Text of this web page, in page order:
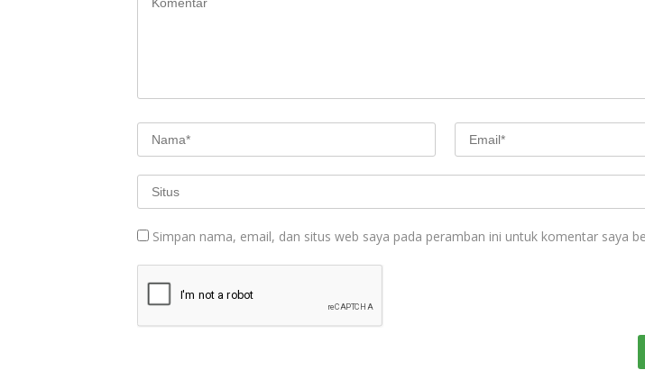
Simpan nama, email, dan situs web saya pada peramban ini untuk komentar saya